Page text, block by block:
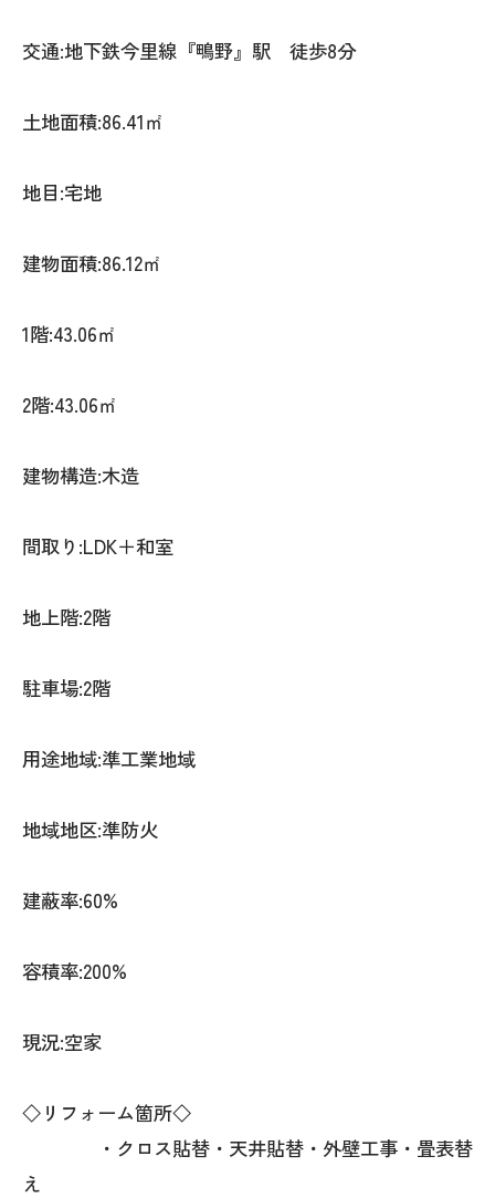
交通:地下鉄今里線『鴫野』駅 徒歩8分
土地面積:86.41㎡
地目:宅地
建物面積:86.12㎡
1階:43.06㎡
2階:43.06㎡
建物構造:木造
間取り:LDK＋和室
地上階:2階
駐車場:2階
用途地域:準工業地域
地域地区:準防火
建蔽率:60%
容積率:200%
現況:空家
◇リフォーム箇所◇
・クロス貼替・天井貼替・外壁工事・畳表替
え